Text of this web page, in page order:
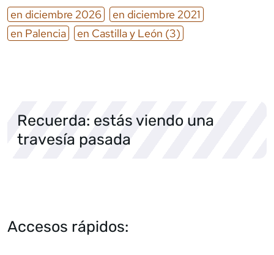
en diciembre 2026 en diciembre 2021
en Palencia en Castilla y León (3)
Recuerda: estás viendo una
travesía pasada
Accesos rápidos: